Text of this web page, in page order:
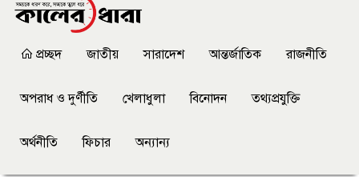
প্রচ্ছদ জাতীয় সারাদেশ আন্তর্জাতিক রাজনীতি
অপরাধ ও দুর্ণীতি খেলাধুলা বিনোদন তথ্যপ্রযুক্তি
অর্থনীতি ফিচার অন্যান্য